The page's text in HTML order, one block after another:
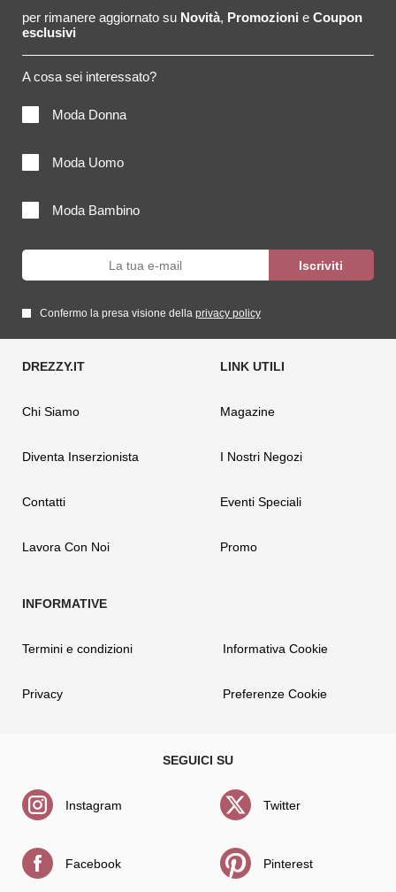
per rimanere aggiornato su Novità, Promozioni e Coupon
esclusivi
A cosa sei interessato?
Moda Donna
Moda Uomo
Moda Bambino
Confermo la presa visione della privacy policy
Chi Siamo
Diventa Inserzionista
Contatti
Lavora Con Noi
Magazine
I Nostri Negozi
Eventi Speciali
Promo
Termini e condizioni
Privacy
Informativa Cookie
Preferenze Cookie
Instagram
Facebook
Twitter
Pinterest